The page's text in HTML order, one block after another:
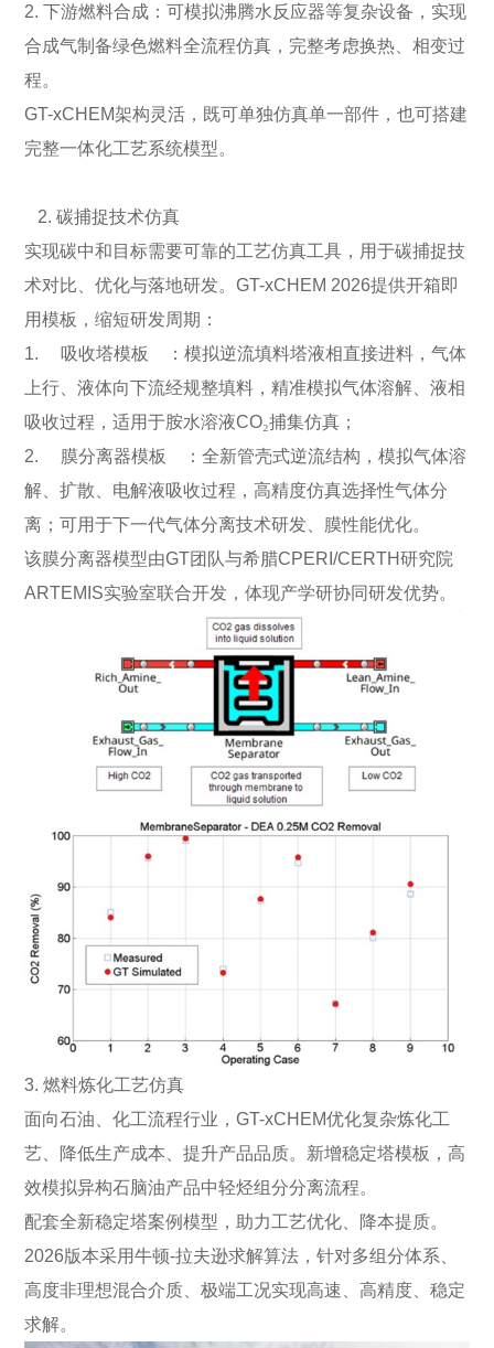
2. 下游燃料合成：可模拟沸腾水反应器等复杂设备，实现
合成气制备绿色燃料全流程仿真，完整考虑换热、相变过
程。
GT-xCHEM架构灵活，既可单独仿真单一部件，也可搭建
完整一体化工艺系统模型。
2. 碳捕捉技术仿真
实现碳中和目标需要可靠的工艺仿真工具，用于碳捕捉技
术对比、优化与落地研发。GT-xCHEM 2026提供开箱即
用模板，缩短研发周期：
1. 吸收塔模板 ：模拟逆流填料塔液相直接进料，气体
上行、液体向下流经规整填料，精准模拟气体溶解、液相
吸收过程，适用于胺水溶液CO₂捕集仿真；
2. 膜分离器模板 ：全新管壳式逆流结构，模拟气体溶
解、扩散、电解液吸收过程，高精度仿真选择性气体分
离；可用于下一代气体分离技术研发、膜性能优化。
该膜分离器模型由GT团队与希腊CPERI/CERTH研究院
ARTEMIS实验室联合开发，体现产学研协同研发优势。
3. 燃料炼化工艺仿真
面向石油、化工流程行业，GT-xCHEM优化复杂炼化工
艺、降低生产成本、提升产品品质。新增稳定塔模板，高
效模拟异构石脑油产品中轻烃组分分离流程。
配套全新稳定塔案例模型，助力工艺优化、降本提质。
2026版本采用牛顿-拉夫逊求解算法，针对多组分体系、
高度非理想混合介质、极端工况实现高速、高精度、稳定
求解。